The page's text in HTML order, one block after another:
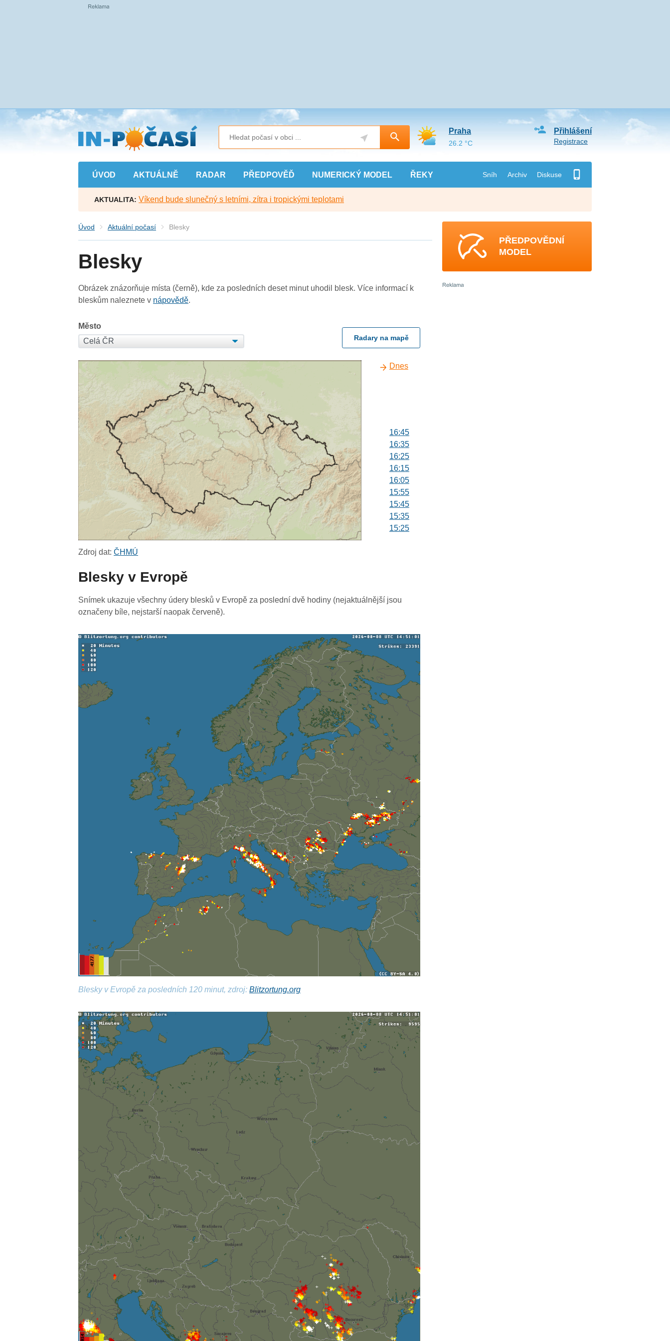
Přejít
na
hlavní
obsah
ÚVOD AKTUÁLNĚ RADAR PŘEDPOVĚĎ NUMERICKÝ MODEL ŘEKY Sníh Archiv Diskuse
Přihlášení
Registrace
Praha
26.2 °C
AKTUALITA: Víkend bude slunečný s letními, zítra i tropickými teplotami
Úvod Aktuální počasí Blesky
Blesky
Obrázek znázorňuje místa (černě), kde za posledních deset minut uhodil blesk. Více informací k
bleskům naleznete v nápovědě.
Město
Radary na mapě
Dnes
16:45
16:35
16:25
16:15
16:05
15:55
15:45
15:35
15:25
14:25
13:55
13:45
Zdroj dat:ČHMÚ
Blesky v Evropě
Snímek ukazuje všechny údery blesků v Evropě za poslední dvě hodiny (nejaktuálnější jsou
označeny bíle, nejstarší naopak červeně).
Blesky v Evropě za posledních 120 minut, zdroj:Blitzortung.org
PŘEDPOVĚDNÍ
MODEL